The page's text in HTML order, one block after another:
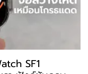
SF1